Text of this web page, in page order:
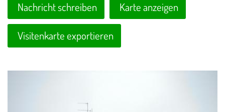
Nachricht schreiben Karte anzeigen
Visitenkarte exportieren